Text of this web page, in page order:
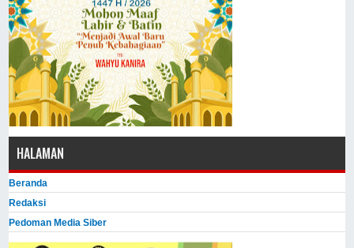
HALAMAN
Beranda
Redaksi
Pedoman Media Siber